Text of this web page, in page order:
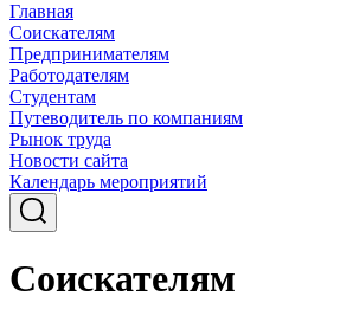
Главная
Соискателям
Предпринимателям
Работодателям
Студентам
Путеводитель по компаниям
Рынок труда
Новости сайта
Календарь мероприятий
Соискателям